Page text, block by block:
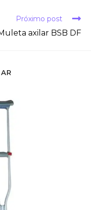
Próximo post
axilar BSB DF